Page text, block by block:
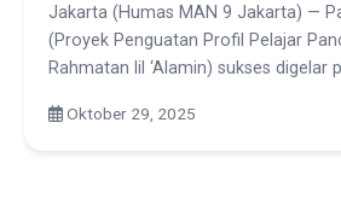
Jakarta (Humas MAN 9 Jakarta) —
(Proyek Penguatan Profil Pelajar
Rahmatan lil ‘Alamin) sukses digelar
Oktober 29, 2025